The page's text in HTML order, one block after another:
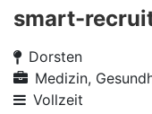
smart-
Dorsten
Medizin,
Vollzeit